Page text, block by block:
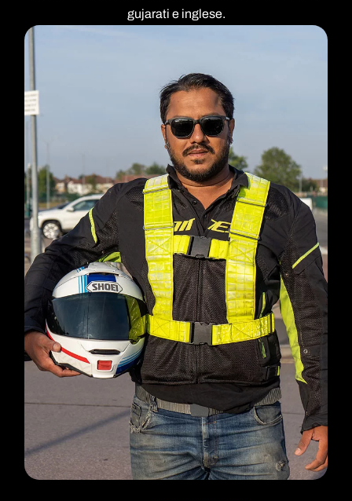
gujarati e inglese.